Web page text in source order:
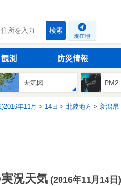
検索
現在地
観測 防災情報
天気図
年11月 14日 北陸地方 新潟県
況天気 (2016年11月14日)